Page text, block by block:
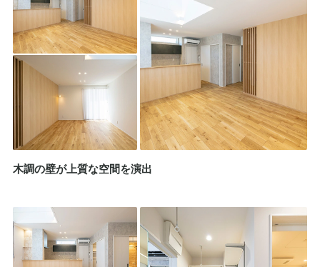
木調の壁が上質な空間を演出